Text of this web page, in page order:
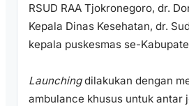
RSUD RAA Tjokronegoro, dr.
Kepala Dinas Kesehatan, dr.
kepala puskesmas se-
Launchingdilakukan dengan
ambulance khusus untuk antar